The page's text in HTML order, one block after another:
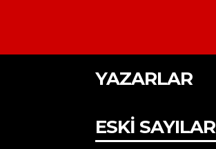
YAZARLAR
ESKI SAYILAR